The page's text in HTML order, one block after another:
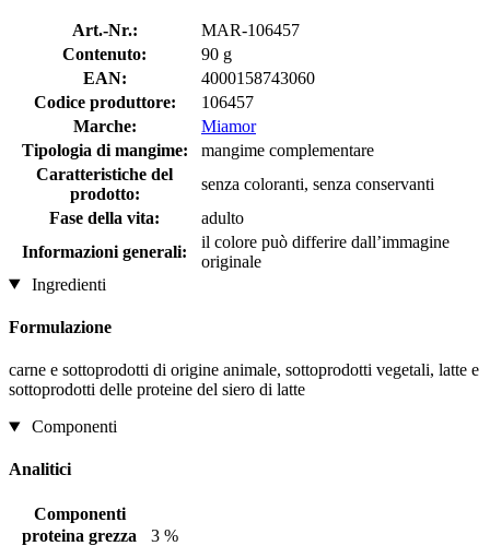
Art.-Nr.:
MAR-106457
Contenuto:
90 g
EAN:
4000158743060
Codice produttore:
106457
Marche:
Miamor
Tipologia di mangime:
mangime complementare
Caratteristiche del
prodotto:
senza coloranti, senza conservanti
Fase della vita:
adulto
Informazioni generali:
il colore può differire dall’immagine
originale
Ingredienti
Formulazione
carne e sottoprodotti di origine animale, sottoprodotti vegetali, latte e
sottoprodotti delle proteine del siero di latte
Componenti
Analitici
Componenti
proteina grezza
3 %